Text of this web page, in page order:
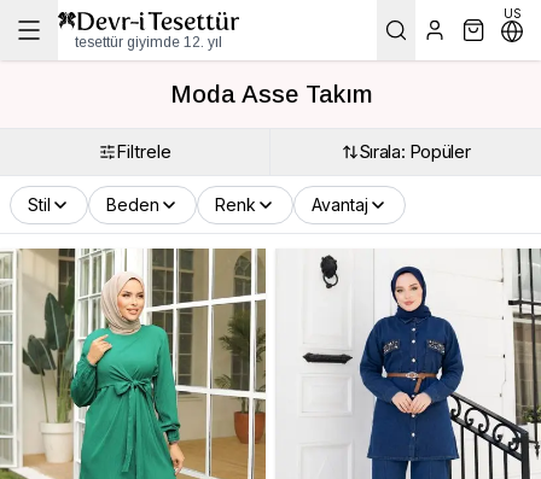
tesettür giyimde 12. yıl
US
Moda Asse Takım
Filtrele Sırala: Popüler
Stil Beden Renk Avantaj